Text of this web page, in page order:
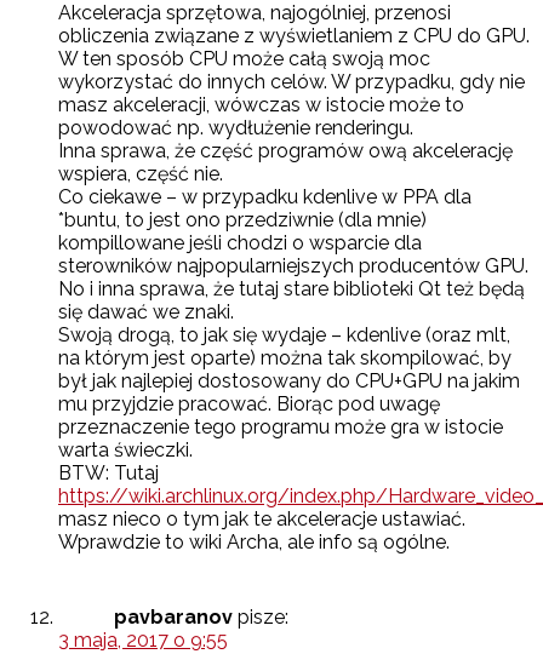
Akceleracja sprzętowa, najogólniej, przenosi
obliczenia związane z wyświetlaniem z CPU do GPU.
W ten sposób CPU może całą swoją moc
wykorzystać do innych celów. W przypadku, gdy nie
masz akceleracji, wówczas w istocie może to
powodować np. wydłużenie renderingu.
Inna sprawa, że część programów ową akcelerację
wspiera, część nie.
Co ciekawe – w przypadku kdenlive w PPA dla
*buntu, to jest ono przedziwnie (dla mnie)
kompillowane jeśli chodzi o wsparcie dla
sterowników najpopularniejszych producentów GPU.
No i inna sprawa, że tutaj stare biblioteki Qt też będą
się dawać we znaki.
Swoją drogą, to jak się wydaje – kdenlive (oraz mlt,
na którym jest oparte) można tak skompilować, by
był jak najlepiej dostosowany do CPU+GPU na jakim
mu przyjdzie pracować. Biorąc pod uwagę
przeznaczenie tego programu może gra w istocie
warta świeczki.
BTW: Tutaj
https://wiki.archlinux.org/index.php/
masz nieco o tym jak te akceleracje ustawiać.
Wprawdzie to wiki Archa, ale info są ogólne.
pavbaranov pisze:
3 maja, 2017 o 9:55